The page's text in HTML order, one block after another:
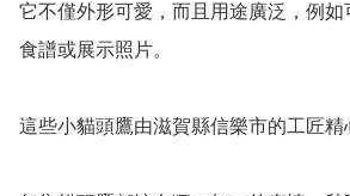
它不僅外形可愛，而且用途廣泛，例如
食譜或展示照片。
這些小貓頭鷹由滋賀縣信樂市的工匠精